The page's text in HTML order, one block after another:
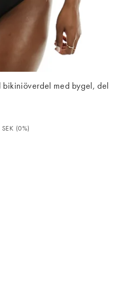
med bygel, del
bästa pris 296,00 SEK (0%). Då
(0%)